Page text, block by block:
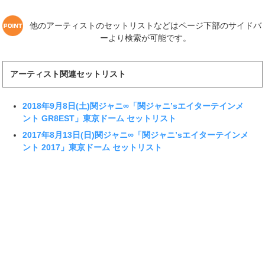
他のアーティストのセットリストなどはページ下部のサイドバ
ーより検索が可能です。
アーティスト関連セットリスト
2018年9月8日(土)関ジャニ∞「関ジャニ’sエイターテインメ
ント GR8EST」東京ドーム セットリスト
2017年8月13日(日)関ジャニ∞「関ジャニ’sエイターテインメ
ント 2017」東京ドーム セットリスト